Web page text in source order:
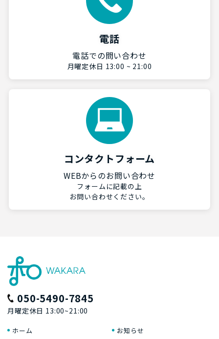
電話
電話での問い合わせ
月曜定休日 13:00 ~ 21:00
コンタクトフォーム
WEBからのお問い合わせ
フォームに記載の上
お問い合わせください。
050-5490-7845
月曜定休日 13:00~21:00
ホーム
お知らせ